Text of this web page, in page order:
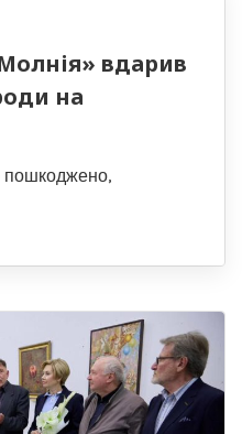
вдарив
на
пошкоджено,